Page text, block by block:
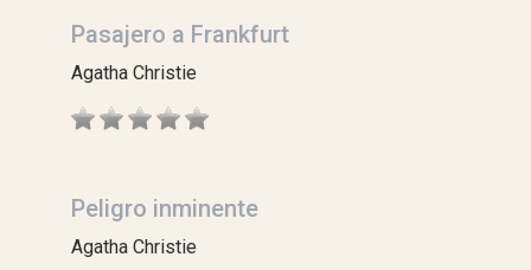
Pasajero a Frankfurt
Agatha Christie
Peligro inminente
Agatha Christie